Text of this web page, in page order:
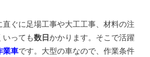
直ぐに足場工事や大工工事、材料の注
いっても数日かかります。そこで活躍
業車です。大型の車なので、作業条件